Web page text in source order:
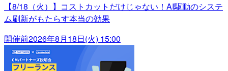
【8/18（火）】コストカットだけじゃない！AI駆動のシステ
ム刷新がもたらす本当の効果
開催前2026年8月18日(火) 15:00